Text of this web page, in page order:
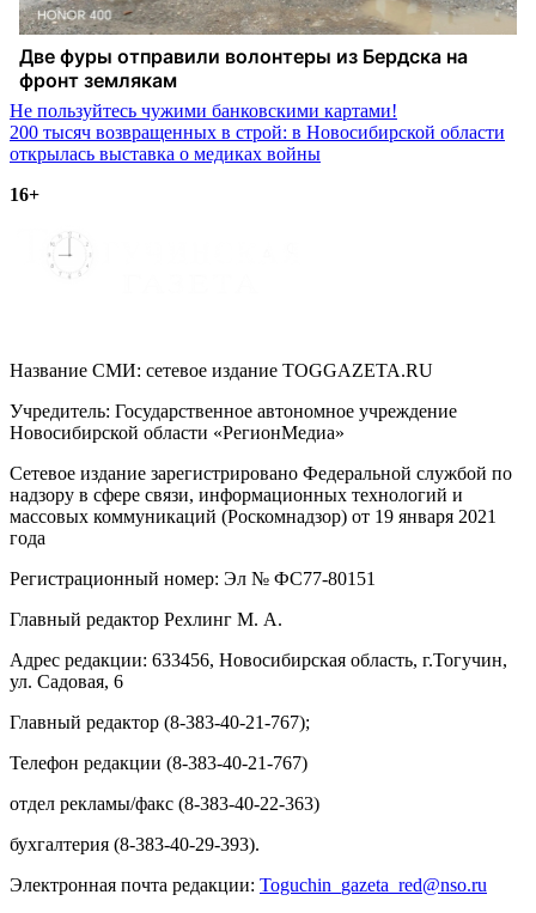
Навигация
по
Не пользуйтесь чужими банковскими картами!
200 тысяч возвращенных в строй: в Новосибирской области
открылась выставка о медиках войны
16+
Название СМИ: cетевое издание TOGGAZETA.RU
Учредитель: Государственное автономное учреждение
Новосибирской области «РегионМедиа»
Сетевое издание зарегистрировано Федеральной службой по
надзору в сфере связи, информационных технологий и
массовых коммуникаций (Роскомнадзор) от 19 января 2021
года
Регистрационный номер: Эл № ФС77-80151
Главный редактор Рехлинг М. А.
Адрес редакции: 633456, Новосибирская область, г.Тогучин,
ул. Садовая, 6
Главный редактор (8-383-40-21-767);
Телефон редакции (8-383-40-21-767)
отдел рекламы/факс (8-383-40-22-363)
бухгалтерия (8-383-40-29-393).
Электронная почта редакции: Toguchin gazeta red@nso.ru